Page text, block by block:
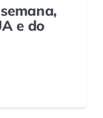
e do